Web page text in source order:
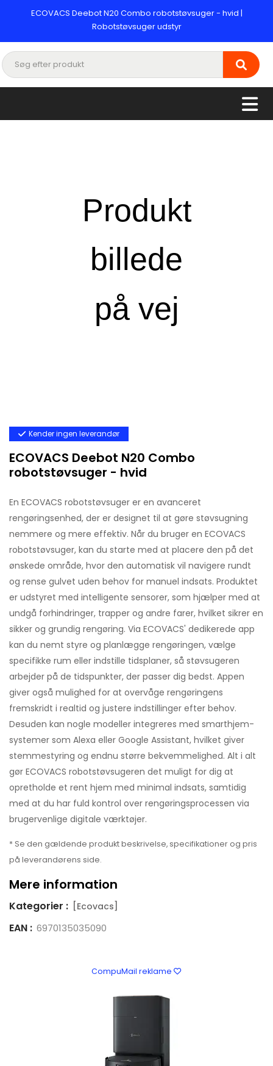
ECOVACS Deebot N20 Combo robotstøvsuger - hvid |
Robotstøvsuger udstyr
Kender ingen leverandør
ECOVACS Deebot N20 Combo
robotstøvsuger - hvid
En ECOVACS robotstøvsuger er en avanceret
rengøringsenhed, der er designet til at gøre støvsugning
nemmere og mere effektiv. Når du bruger en ECOVACS
robotstøvsuger, kan du starte med at placere den på det
ønskede område, hvor den automatisk vil navigere rundt
og rense gulvet uden behov for manuel indsats. Produktet
er udstyret med intelligente sensorer, som hjælper med at
undgå forhindringer, trapper og andre farer, hvilket sikrer en
sikker og grundig rengøring. Via ECOVACS' dedikerede app
kan du nemt styre og planlægge rengøringen, vælge
specifikke rum eller indstille tidsplaner, så støvsugeren
arbejder på de tidspunkter, der passer dig bedst. Appen
giver også mulighed for at overvåge rengøringens
fremskridt i realtid og justere indstillinger efter behov.
Desuden kan nogle modeller integreres med smarthjem-
systemer som Alexa eller Google Assistant, hvilket giver
stemmestyring og endnu større bekvemmelighed. Alt i alt
gør ECOVACS robotstøvsugeren det muligt for dig at
opretholde et rent hjem med minimal indsats, samtidig
med at du har fuld kontrol over rengøringsprocessen via
brugervenlige digitale værktøjer.
* Se den gældende produkt beskrivelse, specifikationer og pris
på leverandørens side.
Mere information
Kategorier : [Ecovacs]
EAN : 6970135035090
CompuMail reklame